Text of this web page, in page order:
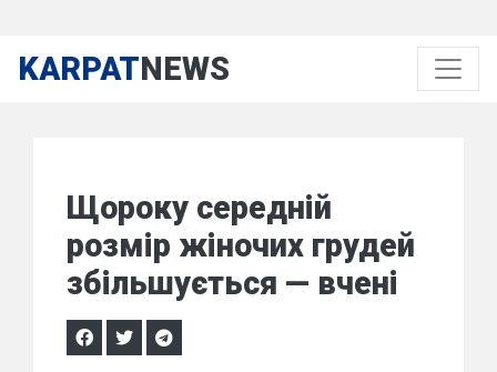
KARPATNEWS
Щороку середній
розмір жіночих грудей
збільшується — вчені